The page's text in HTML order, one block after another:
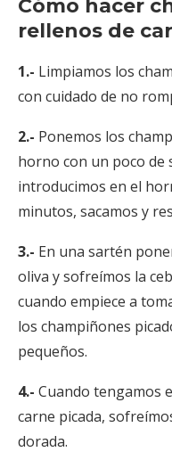
Cómo hacer
rellenos de
1.- Limpiamos los
con cuidado de no
2.- Ponemos los
horno con un poco de
introducimos en el
minutos, sacamos y
3.- En una sartén
oliva y sofreímos la
cuando empiece a
los champiñones
pequeños.
4.- Cuando tengamos
carne picada,
dorada.